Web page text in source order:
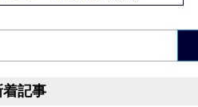
着記事